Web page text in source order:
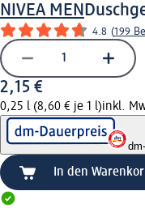
NIVEA MEN
4.8 (199
2,15 €
0,25 l (8,60 € je 1 l)inkl.
In den